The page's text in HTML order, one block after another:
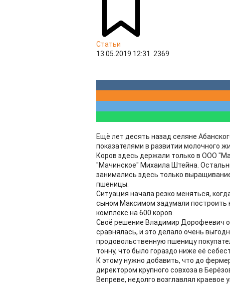
Статьи
13.05.2019 12:31
2369
Ещё лет десять назад селяне
показателями в развитии молочного
Коров здесь держали только в ООО
"Мачинское" Михаила Штейна.
занимались здесь только
пшеницы.
Ситуация начала резко меняться,
сыном Максимом задумали построить
комплекс на 600 коров.
Своё решение Владимир Дорофеевич
сравнялась, и это делало очень
продовольственную пшеницу
тонну, что было гораздо ниже её
К этому нужно добавить, что до
директором крупного совхоза в
Вепреве, недолго возглавлял краевое